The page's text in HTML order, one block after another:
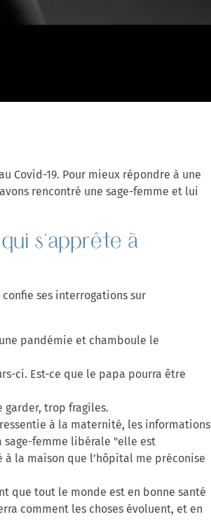
Covid-19. Pour mieux répondre à une
rencontré une sage-femme et lui
s'apprête à
ses interrogations sur
pandémie et chamboule le
ci. Est-ce que le papa pourra être
trop fragiles.
à la maternité, les informations
sage-femme libérale "elle est
la maison que l’hôpital me préconise
que tout le monde est en bonne santé
comment les choses évoluent, et en